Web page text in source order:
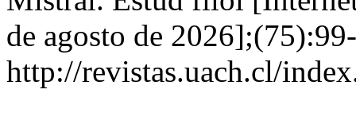
de agosto de
http://revistas.uach.cl/